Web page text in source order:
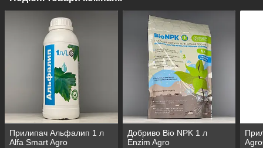
Прилипач Альфалип 1 л
Alfa Smart Agro
Добриво Bio NPK 1 л
Enzim Agro